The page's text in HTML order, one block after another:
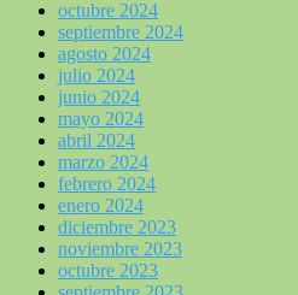
octubre 2024
septiembre 2024
agosto 2024
julio 2024
junio 2024
mayo 2024
abril 2024
marzo 2024
febrero 2024
enero 2024
diciembre 2023
noviembre 2023
octubre 2023